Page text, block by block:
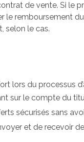
de vente. Si le
remboursement
selon le cas.
lors du processus
sur le compte du
sécurisés sans
et de recevoir